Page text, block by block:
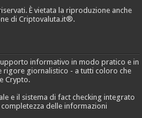
È vietata la riproduzione anche
di Criptovaluta.it®.
informativo in modo pratico e in
rigore giornalistico - a tutti coloro che
Crypto.
e il sistema di fact checking integrato
delle informazioni